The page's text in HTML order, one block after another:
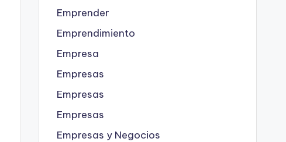
Emprender
Emprendimiento
Empresa
Empresas
Empresas
Empresas
Empresas y Negocios